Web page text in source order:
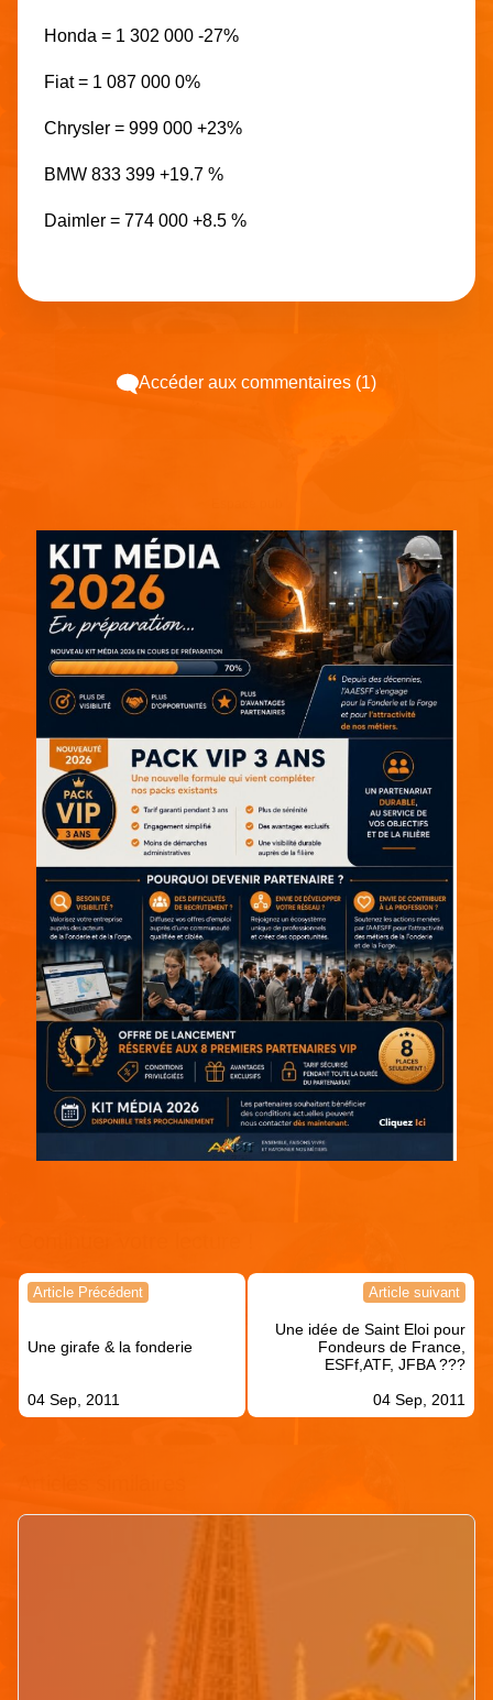
Honda = 1 302 000 -27%
Fiat = 1 087 000 0%
Chrysler = 999 000 +23%
BMW 833 399 +19.7 %
Daimler = 774 000 +8.5 %
Accéder aux commentaires (1)
Navigation
l’article
Article Précédent
Une girafe & la fonderie
04 Sep, 2011
Article suivant
Une idée de Saint Eloi pour
Fondeurs de France,
ESFf,ATF, JFBA ???
04 Sep, 2011